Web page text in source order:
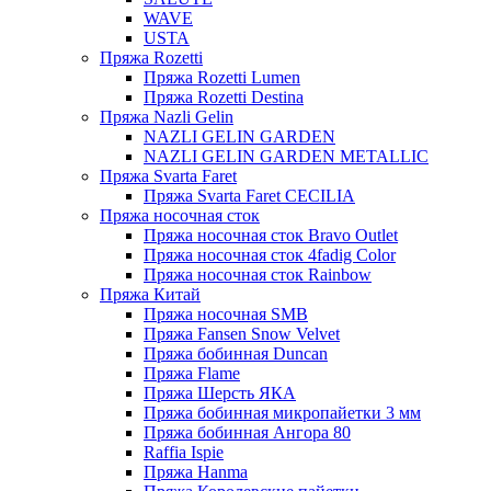
WAVE
USTA
Пряжа Rozetti
Пряжа Rozetti Lumen
Пряжа Rozetti Destina
Пряжа Nazli Gelin
NAZLI GELIN GARDEN
NAZLI GELIN GARDEN METALLIC
Пряжа Svarta Faret
Пряжа Svarta Faret CECILIA
Пряжа носочная сток
Пряжа носочная сток Bravo Outlet
Пряжа носочная сток 4fadig Color
Пряжа носочная сток Rainbow
Пряжа Китай
Пряжа носочная SMB
Пряжа Fansen Snow Velvet
Пряжа бобинная Duncan
Пряжа Flame
Пряжа Шерсть ЯКА
Пряжа бобинная микропайетки 3 мм
Пряжа бобинная Ангора 80
Raffia Ispie
Пряжа Hanma